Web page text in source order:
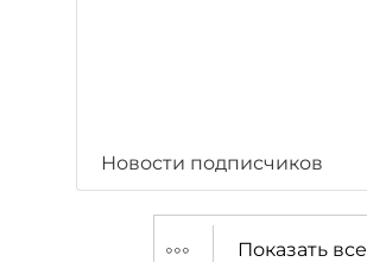
Новости подписчиков
Показать все